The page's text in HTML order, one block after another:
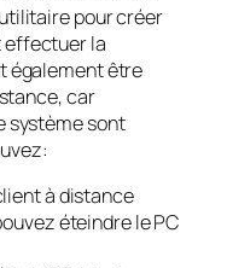
pour créer
effectuer la
également être
car
systèmesont
à distance
éteindre le PC